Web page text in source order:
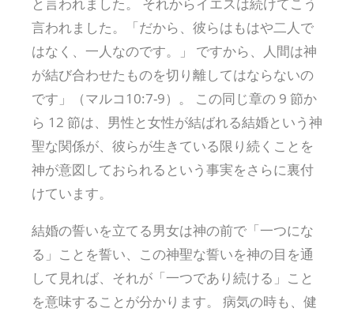
と言われました。 それからイエスは続けてこう
言われました。「だから、彼らはもはや二人で
はなく、一人なのです。」 ですから、人間は神
が結び合わせたものを切り離してはならないの
です」（マルコ10:7-9）。 この同じ章の 9 節か
ら 12 節は、男性と女性が結ばれる結婚という神
聖な関係が、彼らが生きている限り続くことを
神が意図しておられるという事実をさらに裏付
けています。
結婚の誓いを立てる男女は神の前で「一つにな
る」ことを誓い、この神聖な誓いを神の目を通
して見れば、それが「一つであり続ける」こと
を意味することが分かります。 病気の時も、健